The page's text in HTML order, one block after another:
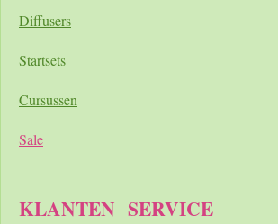
Diffusers
Startsets
Cursussen
Sale
KLANTEN SERVICE